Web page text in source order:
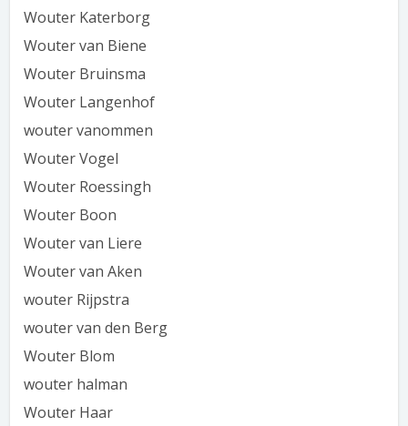
Wouter Katerborg
Wouter van Biene
Wouter Bruinsma
Wouter Langenhof
wouter vanommen
Wouter Vogel
Wouter Roessingh
Wouter Boon
Wouter van Liere
Wouter van Aken
wouter Rijpstra
wouter van den Berg
Wouter Blom
wouter halman
Wouter Haar